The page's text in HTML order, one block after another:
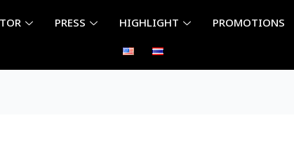
PRESS HIGHLIGHT PROMOTIONS